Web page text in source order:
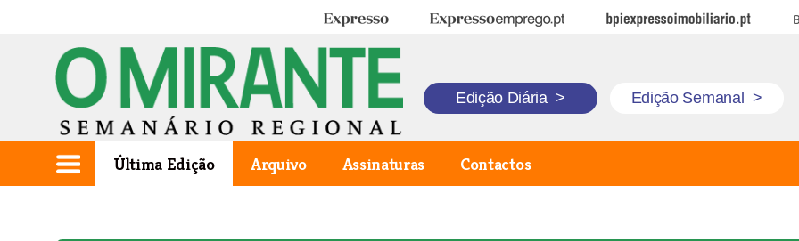
Expresso Expresso Emprego BPI Expresso Imobiliário
Edição Diária > Edição Semanal >
Última Edição Arquivo Assinaturas Contactos